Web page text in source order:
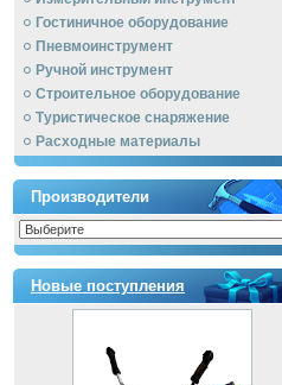
Гостиничное оборудование
Пневмоинструмент
Ручной инcтрумент
Строительное оборудование
Туристическое снаряжение
Расходные материалы
Производители
Новые поступления